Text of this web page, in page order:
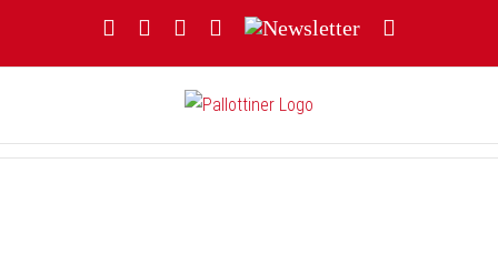
FacebookYouTubeInstagram
Threads
Newsletter